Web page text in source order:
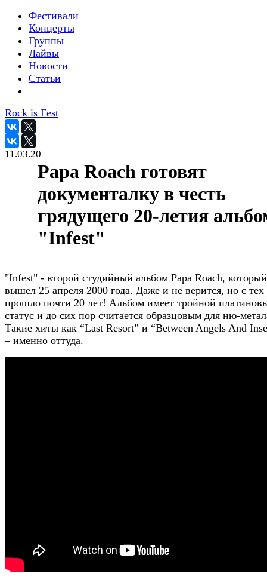
Фестивали
Концерты
Группы
Лайвы
Новости
Статьи
Rock is Fest
11.03.20
Papa Roach готовят
документалку в честь
грядущего 20-летия
"Infest"
"Infest" - второй студийный альбом Papa Roach, который
вышел 25 апреля 2000 года. Даже и не верится, но с тех
прошло почти 20 лет! Альбом имеет тройной
статус и до сих пор считается образцовым для ню-
Такие хиты как “Last Resort” и “Between Angels And
– именно оттуда.